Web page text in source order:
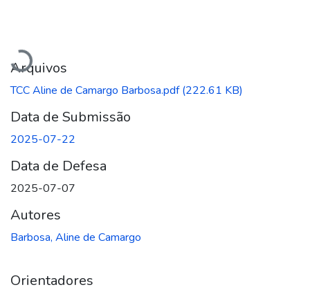
Carregando...
Arquivos
TCC Aline de Camargo Barbosa.pdf(222.61 KB)
Data de Submissão
2025-07-22
Data de Defesa
2025-07-07
Autores
Barbosa, Aline de Camargo
Orientadores